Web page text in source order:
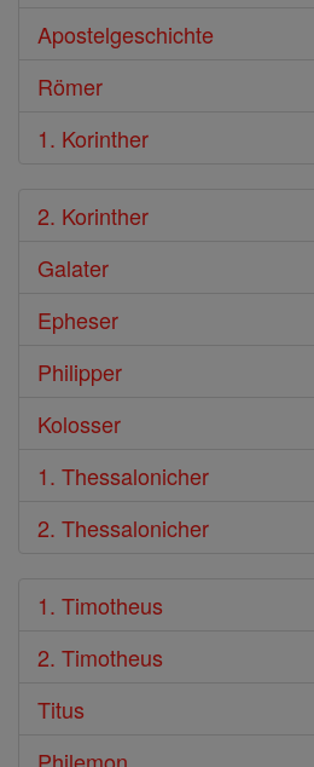
Apostelgeschichte
Römer
1. Korinther
2. Korinther
Galater
Epheser
Philipper
Kolosser
1. Thessalonicher
2. Thessalonicher
1. Timotheus
2. Timotheus
Titus